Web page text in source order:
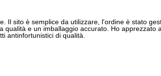
Il sito è semplice da utilizzare, l'ordine è stato
e un imballaggio accurato. Ho apprezzato
antinfortunistici di qualità.